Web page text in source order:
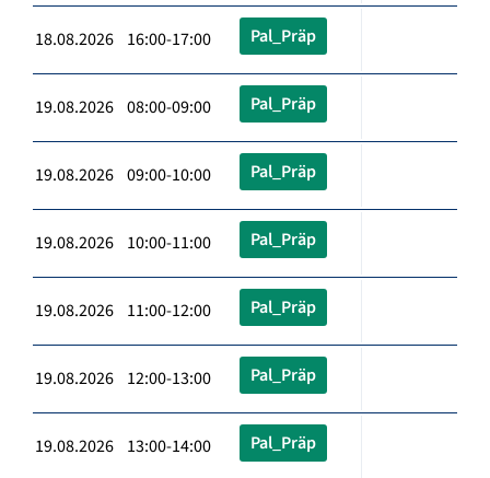
18.08.2026 16:00-17:00 Pal_Präp
19.08.2026 08:00-09:00 Pal_Präp
19.08.2026 09:00-10:00 Pal_Präp
19.08.2026 10:00-11:00 Pal_Präp
19.08.2026 11:00-12:00 Pal_Präp
19.08.2026 12:00-13:00 Pal_Präp
19.08.2026 13:00-14:00 Pal_Präp